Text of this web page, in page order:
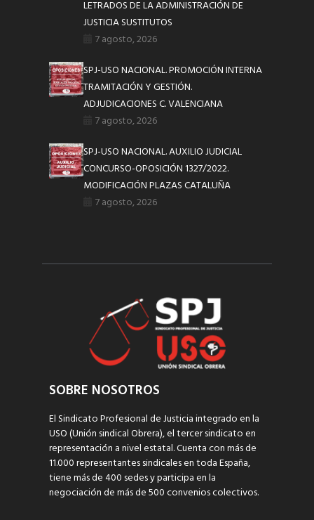
LETRADOS DE LA ADMINISTRACIÓN DE
JUSTICIA SUSTITUTOS
7 agosto, 2026
SPJ-USO NACIONAL. PROMOCIÓN INTERNA
TRAMITACIÓN Y GESTIÓN.
ADJUDICACIONES C. VALENCIANA
7 agosto, 2026
SPJ-USO NACIONAL. AUXILIO JUDICIAL
CONCURSO-OPOSICIÓN 1327/2022.
MODIFICACIÓN PLAZAS CATALUÑA
7 agosto, 2026
SOBRE NOSOTROS
El Sindicato Profesional de Justicia integrado en la
USO (Unión sindical Obrera), el tercer sindicato en
representación a nivel estatal. Cuenta con más de
11.000 representantes sindicales en toda España,
tiene más de 400 sedes y participa en la
negociación de más de 500 convenios colectivos.